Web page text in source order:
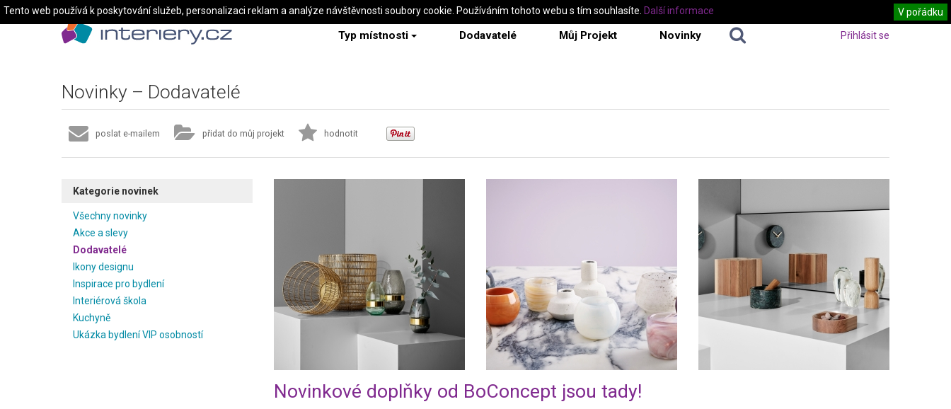
Typ místnosti Dodavatelé Můj Projekt Novinky Přihlásit se
Novinky – Dodavatelé
poslat e-mailem přidat do můj projekt hodnotit
Kategorie novinek
Všechny novinky
Akce a slevy
Dodavatelé
Ikony designu
Inspirace pro bydlení
Interiérová škola
Kuchyně
Ukázka bydlení VIP osobností
Novinkové doplňky od BoConcept jsou tady!
Tento web používá k poskytování služeb, personalizaci reklam a analýze návštěvnosti soubory cookie. Používáním tohoto webu s tím souhlasíte. V pořádku
Další informace